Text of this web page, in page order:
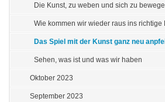
Die Kunst, zu weben und sich zu
Wie kommen wir wieder raus ins richtige
Das Spiel mit der Kunst ganz neu
Sehen, was ist und was wir haben
Oktober 2023
September 2023